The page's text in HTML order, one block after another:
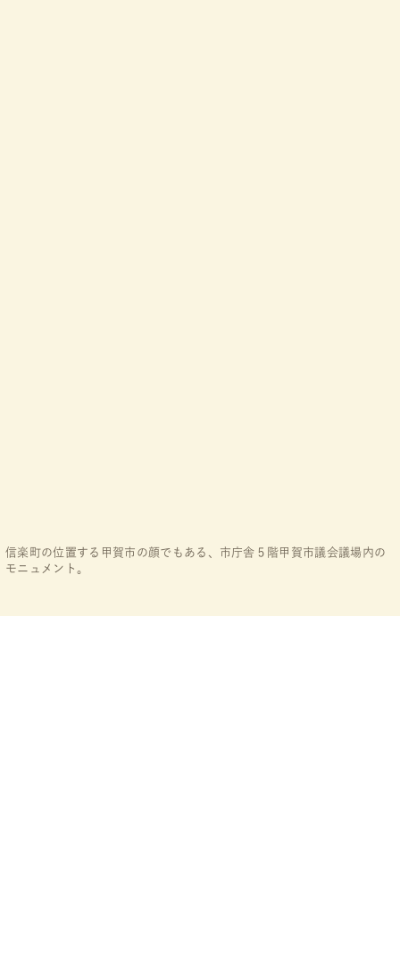
信楽町の位置する甲賀市の顔でもある、市庁舎５階甲賀市議会議場内の
モニュメント。